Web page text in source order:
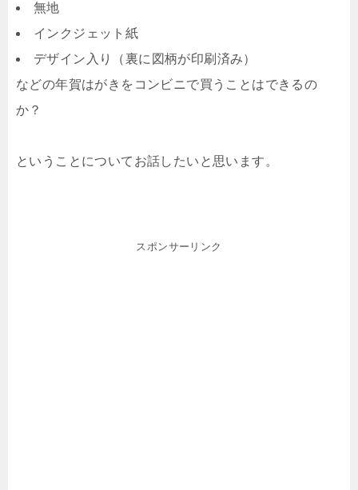
無地
インクジェット紙
デザイン入り（裏に図柄が印刷済み）
などの年賀はがきをコンビニで買うことはできるの
か？
ということについてお話したいと思います。
スポンサーリンク